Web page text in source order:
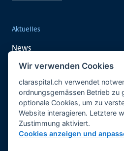
Aktuelles
News
Veranstaltungen
Unterstützen auch Sie
Klinische Forschung
Begegnungszentrum CURA
Wir verwenden Cookies
claraspital.ch verwendet
ordnungsgemässen Betrieb zu
optionale Cookies, um zu
Website interagieren. Letztere
Zustimmung aktiviert.
Cookies anzeigen und